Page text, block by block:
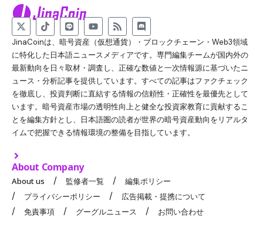
JinaCoinは、暗号資産（仮想通貨）・ブロックチェーン・Web3領域
に特化した日本語ニュースメディアです。専門編集チームが国内外の
最新動向を日々取材・調査し、正確な数値と一次情報源に基づいたニ
ュース・分析記事を提供しています。すべての記事はファクチェック
を徹底し、投資判断に直結する情報の信頼性・正確性を最優先として
います。暗号資産市場の透明性向上と健全な投資家教育に貢献するこ
とを編集方針とし、日本語圏の読者が世界の暗号資産動向をリアルタ
イムで把握できる情報環境の整備を目指しています。
About Company
About us 監修者一覧
編集ポリシー
プライバシーポリシー
広告掲載・提携について
免責事項
グーグルニュース お問い合わせ